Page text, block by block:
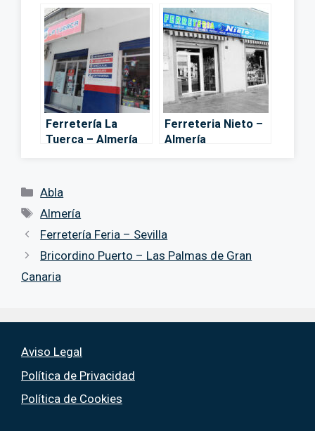
Ferretería La
Tuerca – Almería
Ferreteria Nieto –
Almería
Categorías
Abla
Etiquetas
Almería
Ferretería Feria – Sevilla
Bricordino Puerto – Las Palmas de Gran
Canaria
Aviso Legal
Política de Privacidad
Política de Cookies